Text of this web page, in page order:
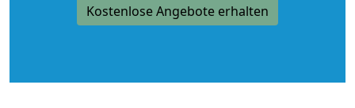
Kostenlose Angebote erhalten